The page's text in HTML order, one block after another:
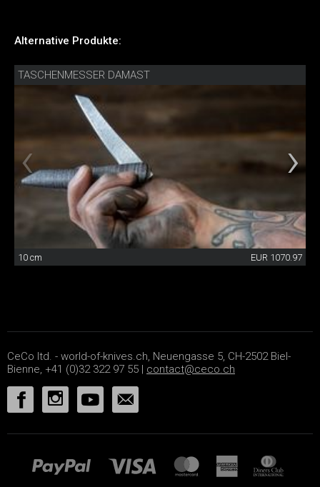
Alternative Produkte:
TASCHENMESSER DAMAST
10 cm EUR 1070.97
CeCo ltd. - world-of-knives.ch, Neuengasse 5, CH-2502 Biel-
Bienne, +41 (0)32 322 97 55 | contact@ceco.ch